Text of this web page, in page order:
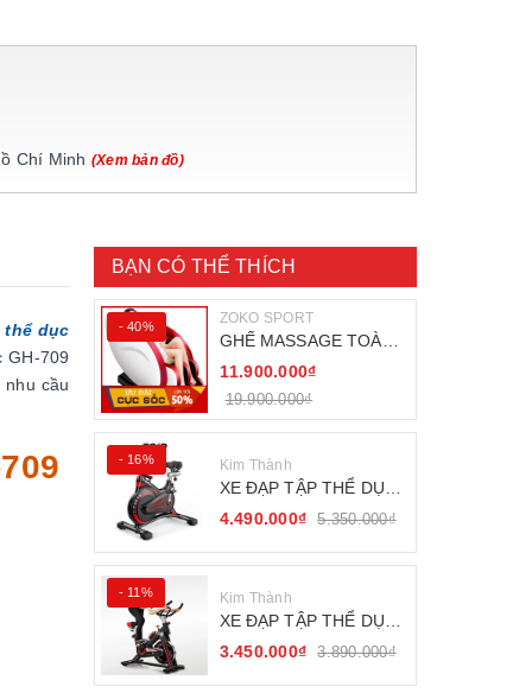
Chí Minh (Xem bản đồ)
thể dục
709
cầu
BẠN CÓ THỂ THÍCH
- 40% ZOKO SPORT
GHẾ MASSAGE TOÀN
THÂN ZOKO 68
11.900.000₫
19.900.000₫
- 16% Kim Thành
XE ĐẠP TẬP THỂ DỤC
FITNESS BÁNH ĐÀ
4.490.000₫ 5.350.000₫
- 11% Kim Thành
XE ĐẠP TẬP THỂ DỤC
SEJAN GH-709
3.450.000₫ 3.890.000₫